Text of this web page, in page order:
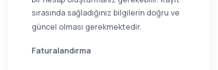
sırasında sağladığınız bilgilerin doğru ve
güncel olması gerekmektedir.
Faturalandırma